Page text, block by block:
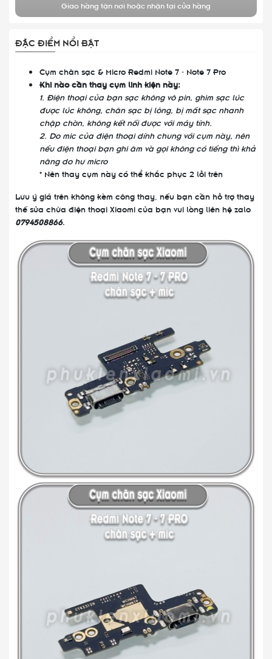
Giao hàng tận nơi hoặc nhận tại cửa hàng
ĐẶC ĐIỂM NỔI BẬT
Cụm chân sạc & Micro Redmi Note 7 - Note 7 Pro
Khi nào cần thay cụm linh kiện này:
1. Điện thoại của bạn sạc không vô pin, ghim sạc lúc
được lúc không, chân sạc bị lõng, bị mất sạc nhanh
chập chờn, không kết nối được với máy tính.
2. Do mic của điện thoại dính chung với cụm này, nên
nếu điện thoại bạn ghi âm và gọi không có tiếng thì khả
năng do hư micro
* Nên thay cụm này có thể khắc phục 2 lỗi trên
Lưu ý giá trên không kèm công thay, nếu bạn cần hỗ trợ thay
thế sửa chữa điện thoại Xiaomi của bạn vui lòng liên hệ zalo
0794508866.